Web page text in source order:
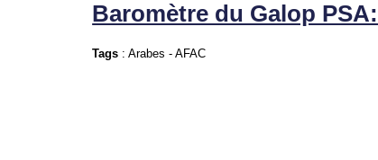
Baromètre du Galop PSA:
Tags :Arabes -AFAC